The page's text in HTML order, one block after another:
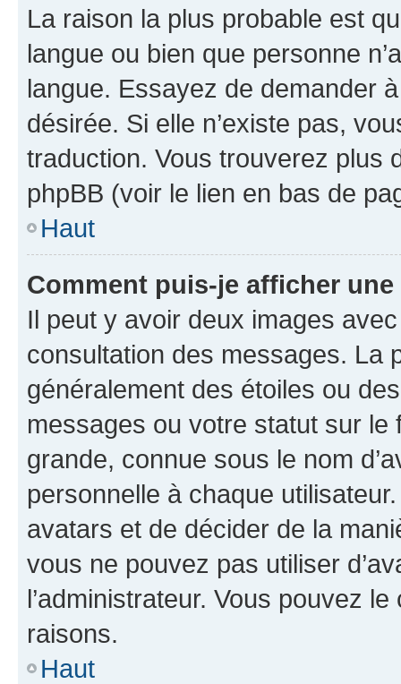
La raison la plus probable est
langue ou bien que personne
langue. Essayez de demander
désirée. Si elle n’existe pas,
traduction. Vous trouverez plus
phpBB (voir le lien en bas de
Haut
Comment puis-je afficher
Il peut y avoir deux images
consultation des messages. La
généralement des étoiles ou
messages ou votre statut sur
grande, connue sous le nom
personnelle à chaque utilisateur.
avatars et de décider de la
vous ne pouvez pas utiliser
l’administrateur. Vous pouvez
raisons.
Haut